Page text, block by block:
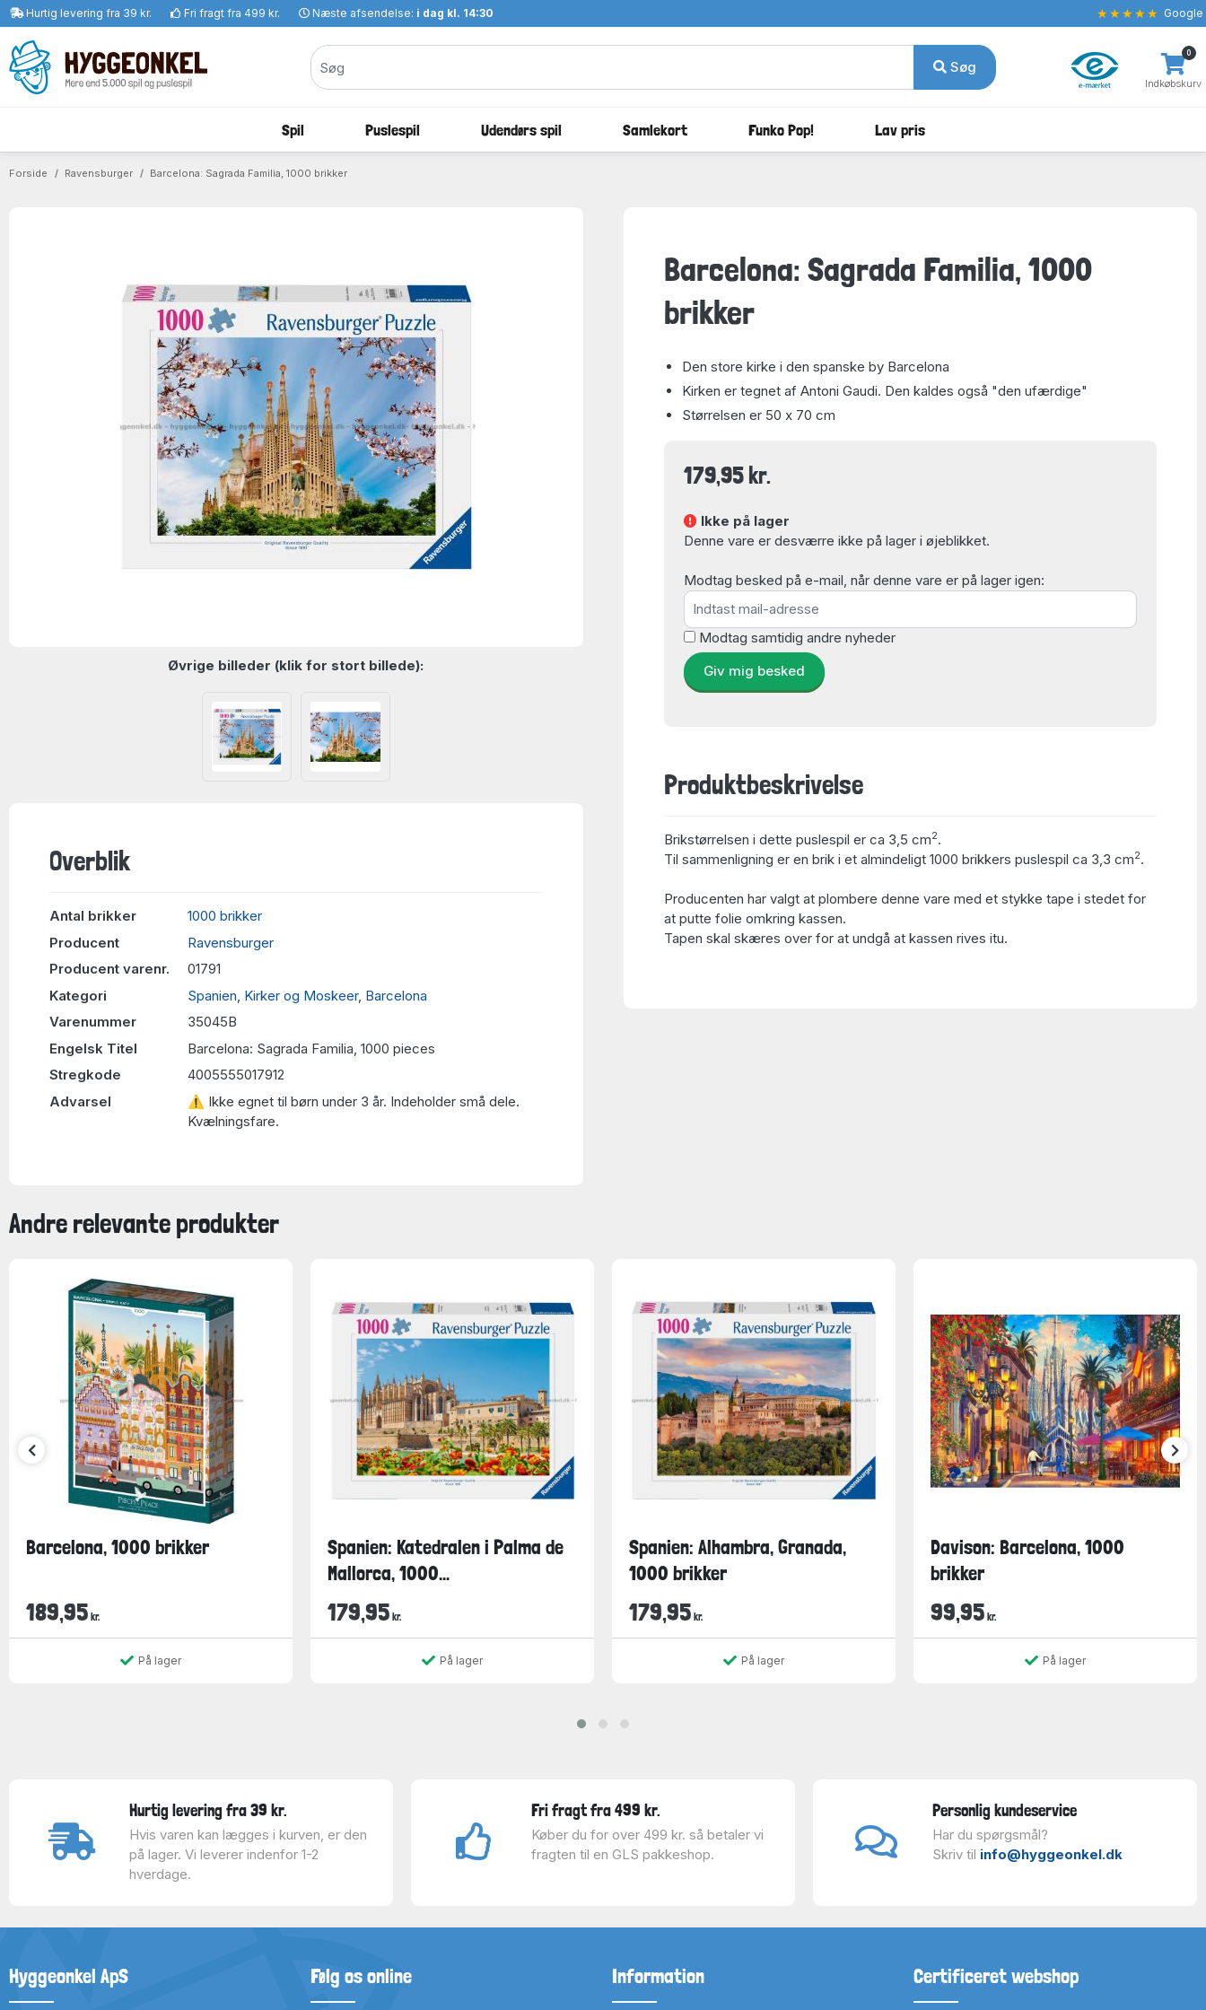
Hurtig levering fra 39 kr. Fri fragt fra 499 kr. Næste afsendelse: i dag kl. 14:30 ★★★★★ Google
Søg
Indkøbskurv
0
Spil Puslespil Udendørs spil Samlekort Funko Pop! Lav pris
Forside Ravensburger Barcelona: Sagrada Familia, 1000 brikker
Øvrige billeder (klik for stort billede):
Overblik
Antal brikker
1000 brikker
Producent
Ravensburger
Producent varenr.
01791
Kategori
Spanien Kirker og Moskeer, Barcelona
Varenummer
35045B
Engelsk Titel
Barcelona: Sagrada Familia, 1000 pieces
Stregkode
4005555017912
Advarsel
⚠ Ikke egnet til børn under 3 år. Indeholder små dele.
Kvælningsfare.
Barcelona: Sagrada Familia, 1000
brikker
Den store kirke i den spanske by Barcelona
Kirken er tegnet af Antoni Gaudi. Den kaldes også "den ufærdige"
Størrelsen er 50 x 70 cm
179,95 kr.
Ikke på lager
Denne vare er desværre ikke på lager i øjeblikket.
Modtag besked på e-mail, når denne vare er på lager igen:
Modtag samtidig andre nyheder
Giv mig besked
Produktbeskrivelse
Brikstørrelsen i dette puslespil er ca 3,5 cm2.
Til sammenligning er en brik i et almindeligt 1000 brikkers puslespil ca 3,3 cm2.
Producenten har valgt at plombere denne vare med et stykke tape i stedet for
at putte folie omkring kassen.
Tapen skal skæres over for at undgå at kassen rives itu.
Andre relevante produkter
Barcelona, 1000 brikker
189,95 kr.
På lager
Spanien: Katedralen i Palma de
Mallorca, 1000...
179,95 kr.
På lager
Spanien: Alhambra, Granada,
1000 brikker
179,95 kr.
På lager
Davison: Barcelona, 1000
brikker
99,95 kr.
På lager
Hurtig levering fra 39 kr.
Hvis varen kan lægges i kurven, er den
på lager. Vi leverer indenfor 1-2
hverdage.
Fri fragt fra 499 kr.
Køber du for over 499 kr. så betaler vi
fragten til en GLS pakkeshop.
Personlig kundeservice
Har du spørgsmål?
Skriv til info@hyggeonkel.dk
Hyggeonkel ApS Følg os online Information Certificeret webshop